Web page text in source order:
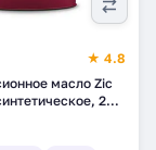
★ 4.8
масло Zic
200